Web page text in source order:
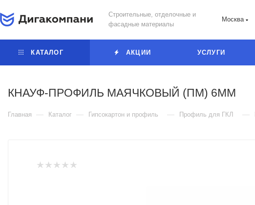
Строительные, отделочные и
фасадные материалы
Москва
КАТАЛОГ АКЦИИ УСЛУГИ
КНАУФ-ПРОФИЛЬ МАЯЧКОВЫЙ (ПМ) 6ММ
Главная — Каталог — Гипсокартон и профиль — Профиль для ГКЛ —